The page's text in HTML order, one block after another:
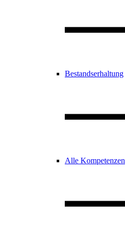
Bestandserhaltung
Alle Kompetenzen